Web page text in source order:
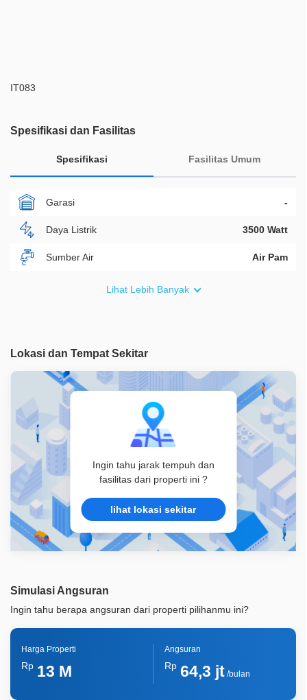
IT083
Spesifikasi dan Fasilitas
Spesifikasi Fasilitas Umum
Garasi -
Daya Listrik 3500 Watt
Sumber Air Air Pam
Lainnya Taman Pribadi
Lihat Lebih Banyak
Lokasi dan Tempat Sekitar
Ingin tahu jarak tempuh dan
fasilitas dari properti ini ?
lihat lokasi sekitar
Simulasi Angsuran
Ingin tahu berapa angsuran dari properti pilihanmu ini?
Harga Properti
Rp 13 M
Angsuran
Rp 64,3 jt/bulan